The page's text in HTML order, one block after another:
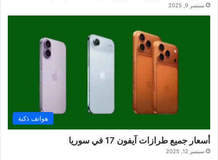
سبتمبر 9, 2025
هواتف ذكية
أسعار جميع طرازات آيفون 17 في سوريا
سبتمبر 12, 2025